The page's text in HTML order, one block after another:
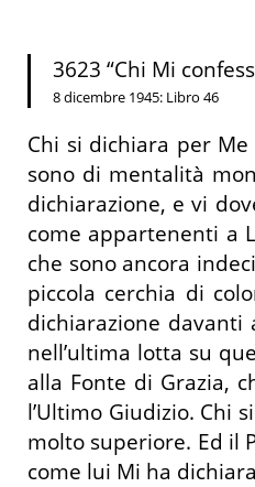
3623 “Chi Mi
8 dicembre 1945: Libro 46
Chi si dichiara per
sono di mentalità
dichiarazione, e vi
come appartenenti a
che sono ancora
piccola cerchia di
dichiarazione davanti
nell’ultima lotta su
alla Fonte di Grazia,
l’Ultimo Giudizio. Chi
molto superiore. Ed il
come lui Mi ha